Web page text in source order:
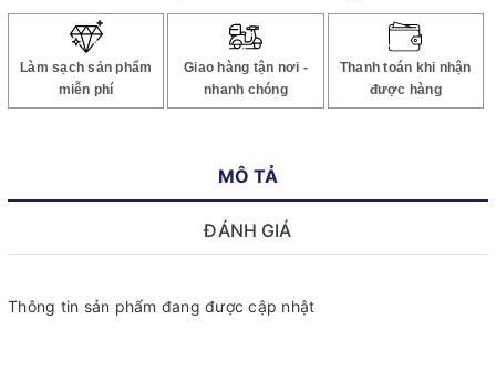
Làm sạch sản phẩm
miễn phí
Giao hàng tận nơi -
nhanh chóng
Thanh toán khi nhận
được hàng
MÔ TẢ
ĐÁNH GIÁ
Thông tin sản phẩm đang được cập nhật